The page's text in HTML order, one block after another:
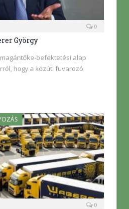
0
György
befektetési alap
hogy a közúti fuvarozó
0